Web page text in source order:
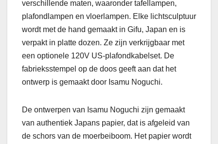
verschillende maten, waaronder tafellampen,
plafondlampen en vloerlampen. Elke lichtsculptuur
wordt met de hand gemaakt in Gifu, Japan en is
verpakt in platte dozen. Ze zijn verkrijgbaar met
een optionele 120V US-plafondkabelset. De
fabrieksstempel op de doos geeft aan dat het
ontwerp is gemaakt door Isamu Noguchi.
De ontwerpen van Isamu Noguchi zijn gemaakt
van authentiek Japans papier, dat is afgeleid van
de schors van de moerbeiboom. Het papier wordt